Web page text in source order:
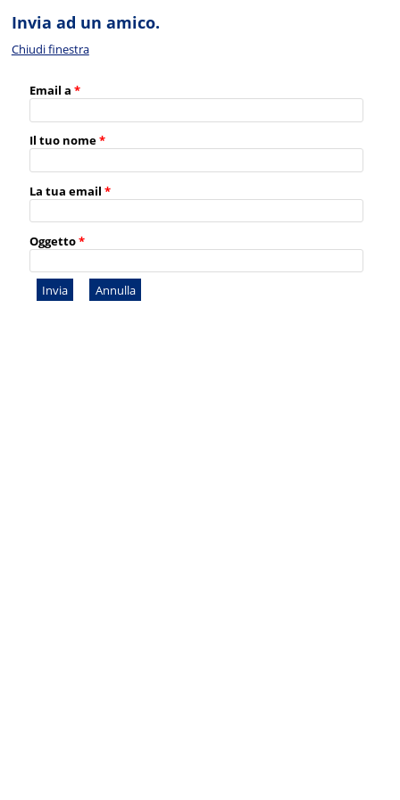
Invia ad un amico.
Chiudi finestra
Email a *
Il tuo nome*
La tua email *
Oggetto*
Invia Annulla